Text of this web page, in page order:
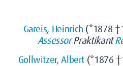
Gareis, Heinrich (*1878
Assessor Praktikant
Gollwitzer, Albert (*1876